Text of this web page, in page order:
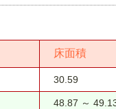
床面積
30.59
48.87 ～